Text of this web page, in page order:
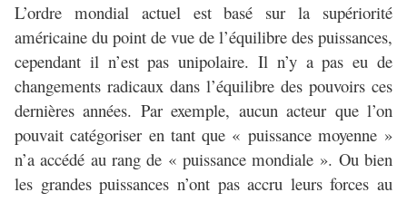
L’ordre mondial actuel est basé sur la supériorité
américaine du point de vue de l’équilibre des puissances,
cependant il n’est pas unipolaire. Il n’y a pas eu de
changements radicaux dans l’équilibre des pouvoirs ces
dernières années. Par exemple, aucun acteur que l’on
pouvait catégoriser en tant que « puissance moyenne »
n’a accédé au rang de « puissance mondiale ». Ou bien
les grandes puissances n’ont pas accru leurs forces au